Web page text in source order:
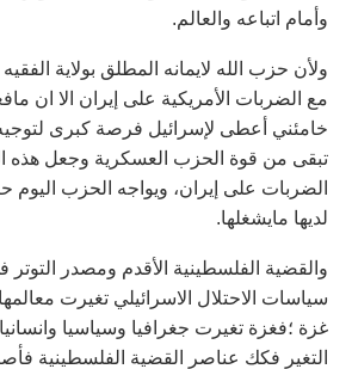
وأمام اتباعه والعالم.
ولأن حزب الله لايمانه المطلق بولاية
مع الضربات الأمريكية على إيران الا ان
خامئني أعطى لإسرائيل فرصة كبرى
تبقى من قوة الحزب العسكرية وجعل هذه
الضربات على إيران، ويواجه الحزب اليوم
لديها مايشغلها.
والقضية الفلسطينية الأقدم ومصدر التوتر
سياسات الاحتلال الاسرائيلي تغيرت
غزة ؛فغزة تغيرت جغرافيا وسياسيا
التغير فكك عناصر القضية الفلسطينية